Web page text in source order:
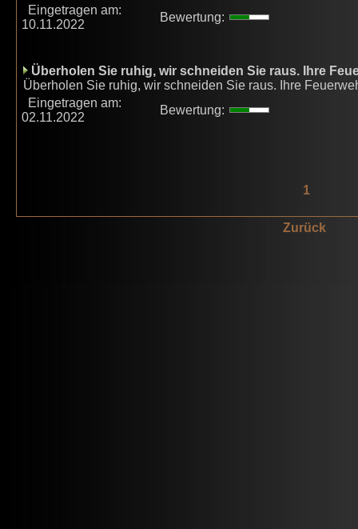
Eingetragen am:
10.11.2022
Bewertung:
Überholen Sie ruhig, wir schneiden Sie raus. Ihre
Überholen Sie ruhig, wir schneiden Sie raus. Ihre
Eingetragen am:
02.11.2022
Bewertung:
1
Zurück